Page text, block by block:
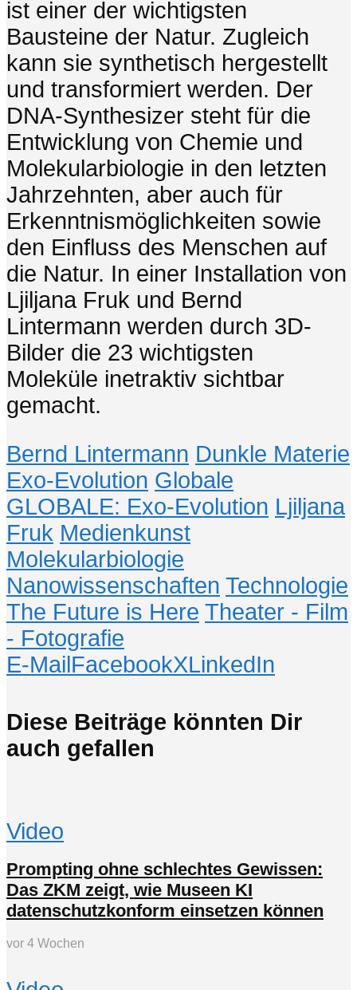
ist einer der wichtigsten
Bausteine der Natur. Zugleich
kann sie synthetisch hergestellt
und transformiert werden. Der
DNA-Synthesizer steht für die
Entwicklung von Chemie und
Molekularbiologie in den letzten
Jahrzehnten, aber auch für
Erkenntnismöglichkeiten sowie
den Einfluss des Menschen auf
die Natur. In einer Installation von
Ljiljana Fruk und Bernd
Lintermann werden durch 3D-
Bilder die 23 wichtigsten
Moleküle inetraktiv sichtbar
gemacht.
Bernd Lintermann Dunkle Materie
Exo-Evolution Globale
GLOBALE: Exo-Evolution Ljiljana
Fruk Medienkunst
Molekularbiologie
Nanowissenschaften Technologie
The Future is Here Theater - Film
- Fotografie
E-Mail FacebookXLinkedIn
Diese Beiträge könnten Dir
auch gefallen
Video
Prompting ohne schlechtes Gewissen:
Das ZKM zeigt, wie Museen KI
datenschutzkonform einsetzen können
vor 4 Wochen